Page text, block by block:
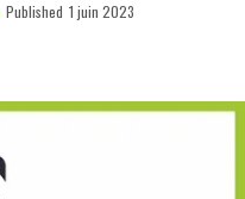
Published 1 juin 2023